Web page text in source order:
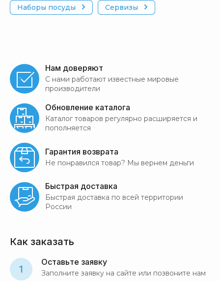
Наборы посуды Сервизы
Нам доверяют
С нами работают известные мировые
производители
Обновление каталога
Каталог товаров регулярно расширяется и
пополняется
Гарантия возврата
Не понравился товар? Мы вернем деньги
Быстрая доставка
Быстрая доставка по всей территории
России
Как заказать
1
Оставьте заявку
Заполните заявку на сайте или позвоните нам